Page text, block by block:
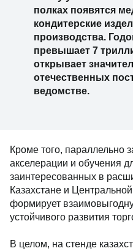
полках появятся
кондитерские
производства.
превышает 7
открывает
отечественных
ведомстве.
Кроме того, параллельно
акселерации и обучения
заинтересованных в
Казахстане и
формирует
устойчивого развития
В целом, на стенде